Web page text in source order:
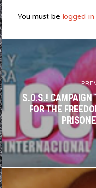
You must be logged in
S.O.S.! CAMPAIGN
FOR THE